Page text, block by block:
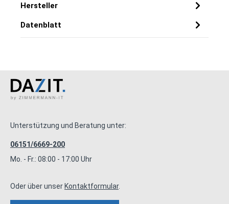
Hersteller
Datenblatt
Unterstützung und Beratung unter:
06151/6669-200
Mo. - Fr.: 08:00 - 17:00 Uhr
Oder über unserKontaktformular.